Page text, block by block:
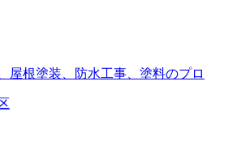
屋根塗装、防水工事、塗料のプロ